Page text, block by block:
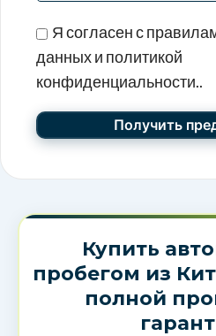
Я согласен с
данных и политикой
конфиденциальности..
Купить
пробегом из
полной